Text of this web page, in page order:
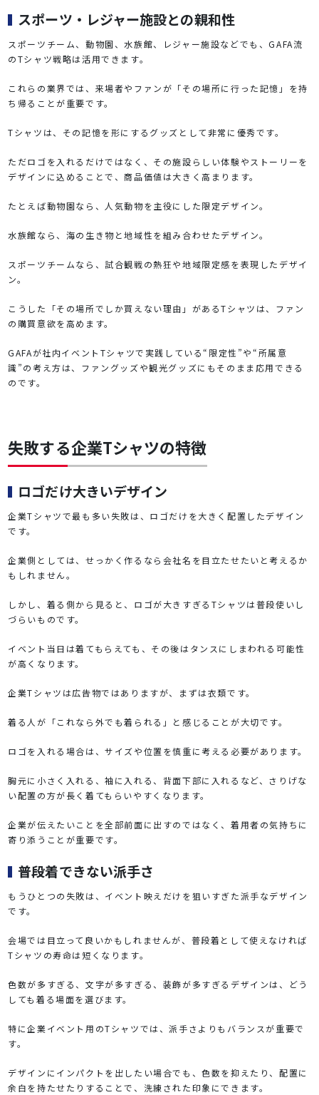
スポーツ・レジャー施設との親和性
スポーツチーム、動物園、水族館、レジャー施設などでも、GAFA流
のTシャツ戦略は活用できます。
これらの業界では、来場者やファンが「その場所に行った記憶」を持
ち帰ることが重要です。
Tシャツは、その記憶を形にするグッズとして非常に優秀です。
ただロゴを入れるだけではなく、その施設らしい体験やストーリーを
デザインに込めることで、商品価値は大きく高まります。
たとえば動物園なら、人気動物を主役にした限定デザイン。
水族館なら、海の生き物と地域性を組み合わせたデザイン。
スポーツチームなら、試合観戦の熱狂や地域限定感を表現したデザイ
ン。
こうした「その場所でしか買えない理由」があるTシャツは、ファン
の購買意欲を高めます。
GAFAが社内イベントTシャツで実践している“限定性”や“所属意
識”の考え方は、ファングッズや観光グッズにもそのまま応用できる
のです。
失敗する企業Tシャツの特徴
ロゴだけ大きいデザイン
企業Tシャツで最も多い失敗は、ロゴだけを大きく配置したデザイン
です。
企業側としては、せっかく作るなら会社名を目立たせたいと考えるか
もしれません。
しかし、着る側から見ると、ロゴが大きすぎるTシャツは普段使いし
づらいものです。
イベント当日は着てもらえても、その後はタンスにしまわれる可能性
が高くなります。
企業Tシャツは広告物ではありますが、まずは衣類です。
着る人が「これなら外でも着られる」と感じることが大切です。
ロゴを入れる場合は、サイズや位置を慎重に考える必要があります。
胸元に小さく入れる、袖に入れる、背面下部に入れるなど、さりげな
い配置の方が長く着てもらいやすくなります。
企業が伝えたいことを全部前面に出すのではなく、着用者の気持ちに
寄り添うことが重要です。
普段着できない派手さ
もうひとつの失敗は、イベント映えだけを狙いすぎた派手なデザイン
です。
会場では目立って良いかもしれませんが、普段着として使えなければ
Tシャツの寿命は短くなります。
色数が多すぎる、文字が多すぎる、装飾が多すぎるデザインは、どう
しても着る場面を選びます。
特に企業イベント用のTシャツでは、派手さよりもバランスが重要で
す。
デザインにインパクトを出したい場合でも、色数を抑えたり、配置に
余白を持たせたりすることで、洗練された印象にできます。